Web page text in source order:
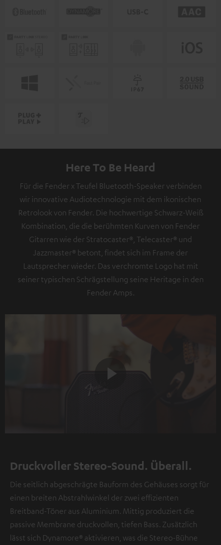
Here To Be Heard
Für die Fender x Teufel Bluetooth-Speaker verbinden
wir innovative Audiotechnologie mit dem ikonischen
Retrolook von Fender. Die hochwertige Schwarz-Weiß
Kombination, die die berühmten Kurven von Fender
Gitarren wie der Stratocaster®, Telecaster® und
Jazzmaster® betont, findet sich im Frame der
Lautsprecher wieder. Das verchromte Logo hat mit
seiner typischen Schrägstellung seine Heritage in den
Fender Amps.
Video
Druckvoller Stereo-Sound. Überall.
Die seitlich abgeschrägte Bauform des Gehäuses sorgt für
einen breiten Abstrahlwinkel der zwei effizienten
Breitband-Töner aus Aluminium. Mittig produziert die
passive Membrane druckvollen, tiefen Bass. Zusätzlich
lässt sich Dynamore® aktivieren, was die Stereo-Bühne